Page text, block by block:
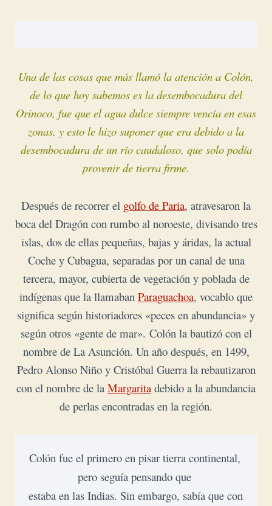
Una de las cosas que más llamó la atención a Colón,
de lo que hoy sabemos es la desembocadura del
Orinoco, fue que el agua dulce siempre vencía en esas
zonas, y esto le hizo suponer que era debido a la
desembocadura de un río caudaloso, que solo podía
provenir de tierra firme.
Después de recorrer el golfo de Paria, atravesaron la
boca del Dragón con rumbo al noroeste, divisando tres
islas, dos de ellas pequeñas, bajas y áridas, la actual
Coche y Cubagua, separadas por un canal de una
tercera, mayor, cubierta de vegetación y poblada de
indígenas que la llamaban Paraguachoa, vocablo que
significa según historiadores «peces en abundancia» y
según otros «gente de mar». Colón la bautizó con el
nombre de La Asunción. Un año después, en 1499,
Pedro Alonso Niño y Cristóbal Guerra la rebautizaron
con el nombre de la Margarita debido a la abundancia
de perlas encontradas en la región.
Colón fue el primero en pisar tierra continental,
pero seguía pensando que
estaba en las Indias. Sin embargo, sabía que con